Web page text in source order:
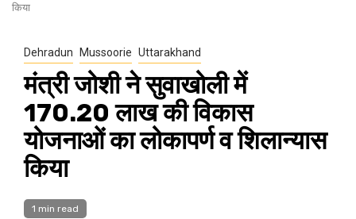
किया
Dehradun Mussoorie Uttarakhand
मंत्री जोशी ने सुवाखोली में
170.20 लाख की विकास
योजनाओं का लोकापर्ण व शिलान्यास
किया
1 min read